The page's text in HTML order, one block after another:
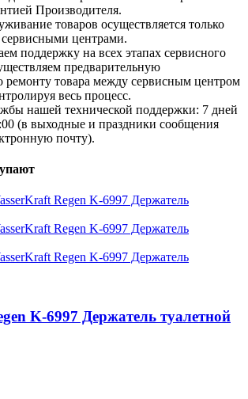
Производителя.
товаров осуществляется только
центрами.
поддержку на всех этапах сервисного
предварительную
ремонту товара между сервисным центром
весь процесс.
нашей технической поддержки: 7 дней
(в выходные и праздники сообщения
почту).
K-6997 Держатель туалетной